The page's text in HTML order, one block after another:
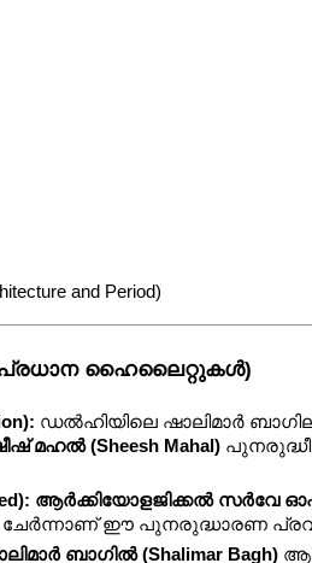
and Period)
പ്രധാന ഹൈലൈറ്റുകൾ)
ഡൽഹിയിലെ ഷാലിമാർ
മഹൽ (Sheesh Mahal)
ആർക്കിയോളജിക്കൽ സർവേ
ചേർന്നാണ് ഈ പുനരുദ്ധാരണ
ബാഗിൽ (Shalimar Bagh)